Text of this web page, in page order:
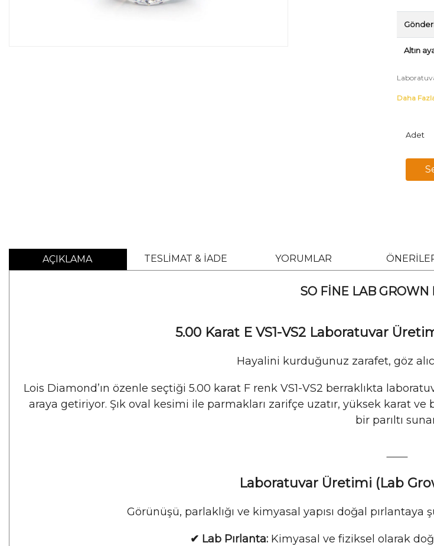
Altın
Daha
Adet
AÇIKLAMA TESLİMAT & İADE YORUMLAR
SO FİNE LAB
5.00 Karat E VS1-VS2 Laboratuvar
Hayalini kurduğunuz zarafet, göz
Lois Diamond’ın özenle seçtiği 5.00 karat F renk VS1-VS2 berraklıkta
araya getiriyor. Şık oval kesimi ile parmakları zarifçe uzatır, yüksek karat ve
bir parıltı
⸻
Laboratuvar Üretimi (Lab
Görünüşü, parlaklığı ve kimyasal yapısı doğal
✔ Lab Pırlanta: Kimyasal ve fiziksel olarak